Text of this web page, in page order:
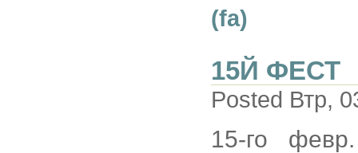
(fa)
15Й ФЕСТ
Posted Втр,
15-го